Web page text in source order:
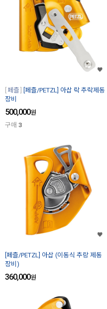
페츨
[페츨/PETZL] 아삽 락 추락제동
장비
500,000원
구매 3
[페츨/PETZL] 아삽 (이동식 추랑 제동
장비)
360,000원